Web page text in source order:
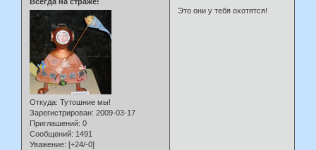
Откуда: Тутошние мы!
Зарегистрирован: 2009-03-17
Приглашений: 0
Сообщений: 1491
Уважение: [+24/-0]
Это они у тебя охотятся!